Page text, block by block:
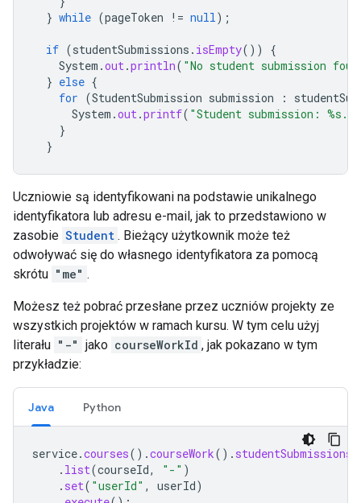
} while (pageToken != null);
if (studentSubmissions . isEmpty())
{
System .out.println( "No student submission
} else {
for (StudentSubmission submission :
System .out.printf( "Student submission:
}
}
Uczniowie są identyfikowani na podstawie unikalnego
identyfikatora lub adresu e-mail, jak to przedstawiono w
zasobie Student . Bieżący użytkownik może też
odwoływać się do własnego identyfikatora za pomocą
skrótu "me" .
Możesz też pobrać przesłane przez uczniów projekty ze
wszystkich projektów w ramach kursu. W tym celu użyj
literału "-" jako courseWorkId , jak pokazano w tym
przykładzie:
Java Python
service.courses().courseWork(). studentSubmissions
. list(courseId, "-" )
. set( "userId" , userId)